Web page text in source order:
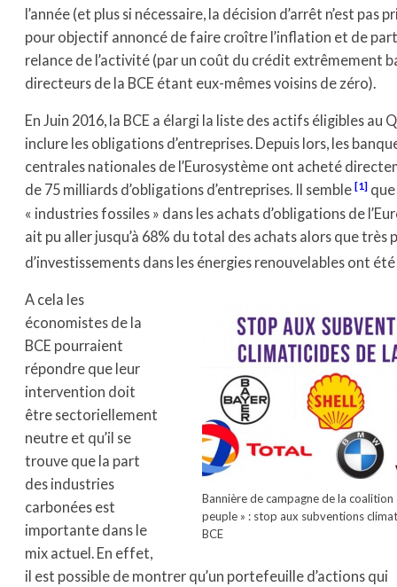
l’année (et plus si nécessaire, la décision d’arrêt n’est pas
pour objectif annoncé de faire croître l’inflation et de
relance de l’activité (par un coût du crédit extrêmement
directeurs de la BCE étant eux-mêmes voisins de zéro).
En Juin 2016, la BCE a élargi la liste des actifs éligibles au
inclure les obligations d’entreprises. Depuis lors, les
centrales nationales de l’Eurosystème ont acheté
de 75 milliards d’obligations d’entreprises. Il semble [1]
« industries fossiles » dans les achats d’obligations de
ait pu aller jusqu’à 68% du total des achats alors que très
d’investissements dans les énergies renouvelables ont
Bannière de campagne de la coalition
peuple » : stop aux subventions
BCE
A cela les
économistes de la
BCE pourraient
répondre que leur
intervention doit
être sectoriellement
neutre et qu’il se
trouve que la part
des industries
carbonées est
importante dans le
mix actuel. En effet,
il est possible de montrer qu’un portefeuille d’actions qui